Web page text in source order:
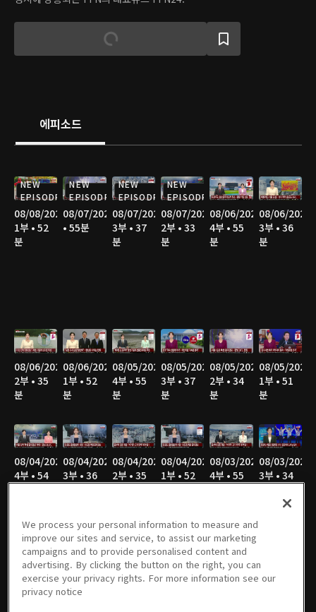
에피소드
NEW
EPISODE
08/08/2026
1부 • 52
분
NEW
EPISODE
08/07/2026
• 55분
NEW
EPISODE
08/07/2026
3부 • 37
분
NEW
EPISODE
08/07/2026
2부 • 33
분
08/06/2026
4부 • 55
분
08/06/2026
3부 • 36
분
08/06/2026
2부 • 35
분
08/06/2026
1부 • 52
분
08/05/2026
4부 • 55
분
08/05/2026
3부 • 37
분
08/05/2026
2부 • 34
분
08/05/2026
1부 • 51
분
08/04/2026
4부 • 54
08/04/2026
3부 • 36
08/04/2026
2부 • 35
08/04/2026
1부 • 52
08/03/2026
4부 • 55
08/03/2026
3부 • 34
08/03/2026
2부 • 40
분
08/03/2026
1부 • 31
분
08/02/2026
8부 • 21
분
08/02/2026
7부 • 47
분
08/02/2026
6부 • 34
분
5부 • 49
분
We process your personal information to measure and
improve our sites and service, to assist our marketing
campaigns and to provide personalised content and
advertising. By clicking the button on the right, you can
exercise your privacy rights. For more information see our
privacy notice